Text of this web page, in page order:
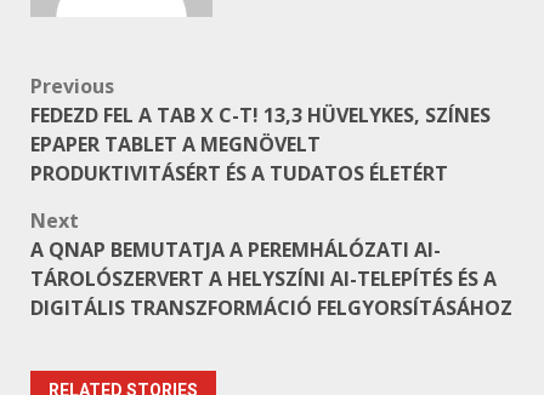
Post
navigation
Previous
FEDEZD FEL A TAB X C-T! 13,3 HÜVELYKES, SZÍNES
EPAPER TABLET A MEGNÖVELT
PRODUKTIVITÁSÉRT ÉS A TUDATOS ÉLETÉRT
Next
A QNAP BEMUTATJA A PEREMHÁLÓZATI AI-
TÁROLÓSZERVERT A HELYSZÍNI AI-TELEPÍTÉS ÉS A
DIGITÁLIS TRANSZFORMÁCIÓ FELGYORSÍTÁSÁHOZ
RELATED STORIES